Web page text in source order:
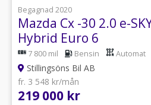
Begagnad 2020
Mazda Cx -30 2.0 e-
Hybrid Euro 6
7 800 mil Bensin Automat
Stillingsöns Bil AB
fr. 3 548 kr/mån
219 000 kr